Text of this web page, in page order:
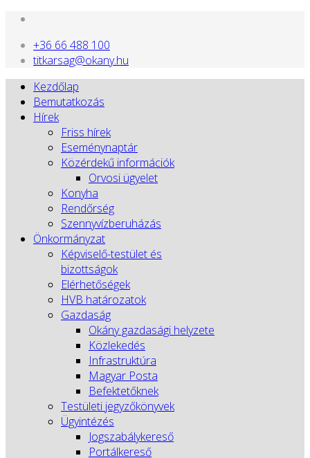
+36 66 488 100
titkarsag@okany.hu
Kezdőlap
Bemutatkozás
Hírek
Friss hírek
Eseménynaptár
Közérdekű információk
Orvosi ügyelet
Konyha
Rendőrség
Szennyvízberuházás
Önkormányzat
Képviselő-testület és
bizottságok
Elérhetőségek
HVB határozatok
Gazdaság
Okány gazdasági helyzete
Közlekedés
Infrastruktúra
Magyar Posta
Befektetőknek
Testületi jegyzőkönyvek
Ügyintézés
Jogszabálykereső
Portálkereső